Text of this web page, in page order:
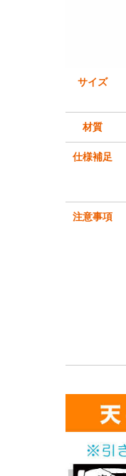
サイズ
材質
仕様補足
注意事項